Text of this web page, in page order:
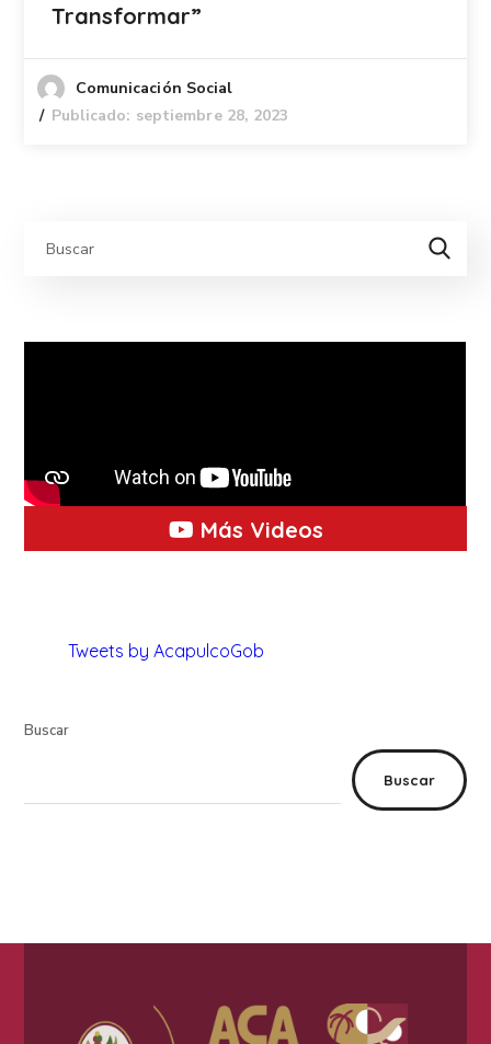
Transformar”
Comunicación Social
Publicado: septiembre 28, 2023
Más Videos
Tweets by AcapulcoGob
Buscar
Buscar